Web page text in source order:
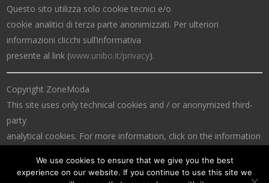
Questo sito utilizza solo cookie tecnici e/o
cookie analitici di terza parte anonimizzati. Per ulteriori
informazioni clicchi sull’informativa
presente al link (www.unibo.it/privacy).
Copyright ZoneModa
This site uses only technical cookies and / or anonymized third-
party
analytical cookies. For more information, click on the information
We use cookies to ensure that we give you the best
experience on our website. If you continue to use this site we